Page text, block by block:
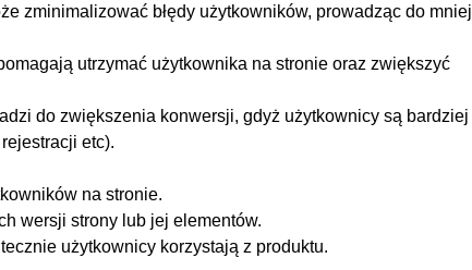
zminimalizować błędy użytkowników, prowadząc do ⁣mniej
‌utrzymać użytkownika⁢ na⁢ stronie ⁢oraz zwiększyć
do zwiększenia konwersji, gdyż użytkownicy są ​bardziej
etc).
na⁤ stronie.
wersji strony lub jej ‍elementów.
użytkownicy korzystają z ⁢produktu.